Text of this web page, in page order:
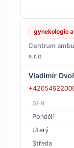
gynekologie
Centrum
s.r.o
Vladimír
DEN
Pondělí
Úterý
Středa